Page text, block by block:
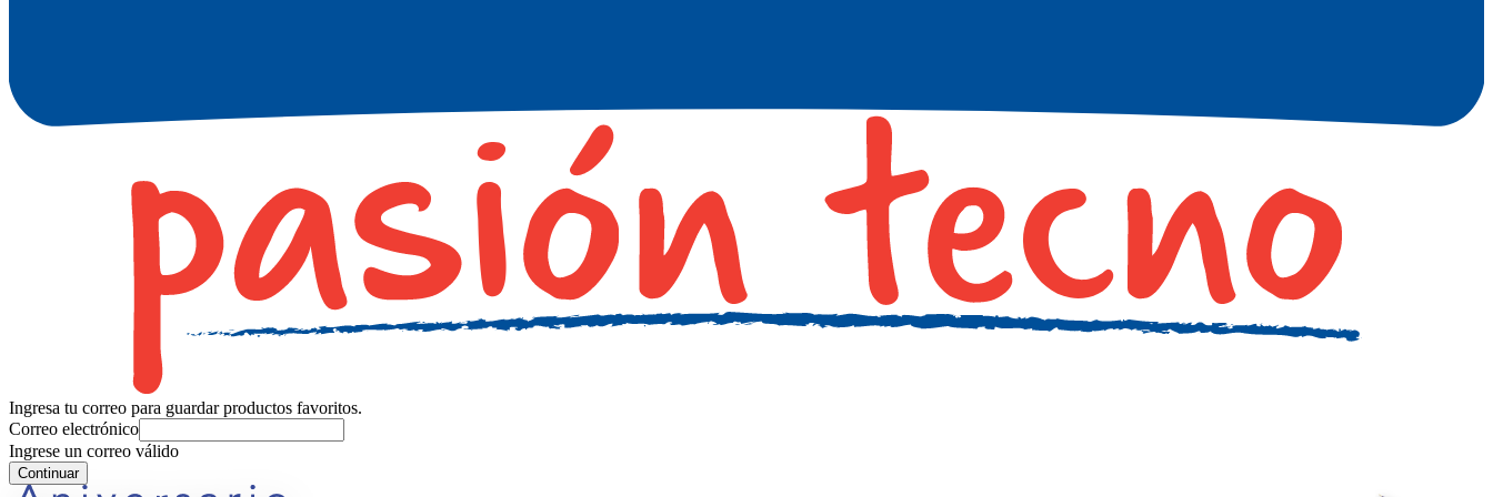
Ingresa tu correo para guardar productos favoritos.
Correo electrónico
Ingrese un correo válido
Continuar